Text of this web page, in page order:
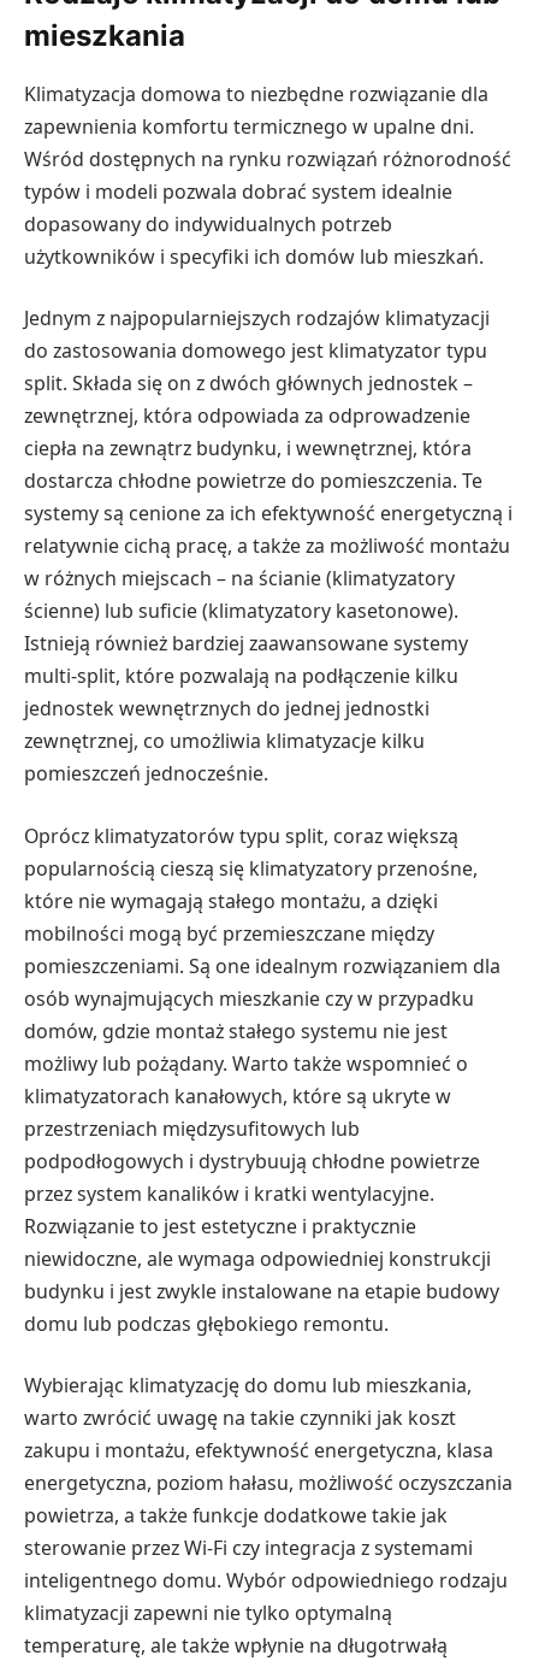
mieszkania
Klimatyzacja domowa to niezbędne rozwiązanie dla
zapewnienia komfortu termicznego w upalne dni.
Wśród dostępnych na rynku rozwiązań różnorodność
typów i modeli pozwala dobrać system idealnie
dopasowany do indywidualnych potrzeb
użytkowników i specyfiki ich domów lub mieszkań.
Jednym z najpopularniejszych rodzajów klimatyzacji
do zastosowania domowego jest klimatyzator typu
split. Składa się on z dwóch głównych jednostek –
zewnętrznej, która odpowiada za odprowadzenie
ciepła na zewnątrz budynku, i wewnętrznej, która
dostarcza chłodne powietrze do pomieszczenia. Te
systemy są cenione za ich efektywność energetyczną i
relatywnie cichą pracę, a także za możliwość montażu
w różnych miejscach – na ścianie (klimatyzatory
ścienne) lub suficie (klimatyzatory kasetonowe).
Istnieją również bardziej zaawansowane systemy
multi-split, które pozwalają na podłączenie kilku
jednostek wewnętrznych do jednej jednostki
zewnętrznej, co umożliwia klimatyzacje kilku
pomieszczeń jednocześnie.
Oprócz klimatyzatorów typu split, coraz większą
popularnością cieszą się klimatyzatory przenośne,
które nie wymagają stałego montażu, a dzięki
mobilności mogą być przemieszczane między
pomieszczeniami. Są one idealnym rozwiązaniem dla
osób wynajmujących mieszkanie czy w przypadku
domów, gdzie montaż stałego systemu nie jest
możliwy lub pożądany. Warto także wspomnieć o
klimatyzatorach kanałowych, które są ukryte w
przestrzeniach międzysufitowych lub
podpodłogowych i dystrybuują chłodne powietrze
przez system kanalików i kratki wentylacyjne.
Rozwiązanie to jest estetyczne i praktycznie
niewidoczne, ale wymaga odpowiedniej konstrukcji
budynku i jest zwykle instalowane na etapie budowy
domu lub podczas głębokiego remontu.
Wybierając klimatyzację do domu lub mieszkania,
warto zwrócić uwagę na takie czynniki jak koszt
zakupu i montażu, efektywność energetyczna, klasa
energetyczna, poziom hałasu, możliwość oczyszczania
powietrza, a także funkcje dodatkowe takie jak
sterowanie przez Wi-Fi czy integracja z systemami
inteligentnego domu. Wybór odpowiedniego rodzaju
klimatyzacji zapewni nie tylko optymalną
temperaturę, ale także wpłynie na długotrwałą